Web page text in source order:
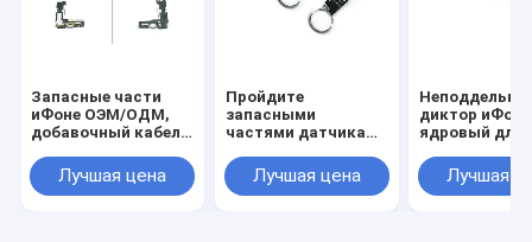
Запасные части
иФоне ОЭМ/ОДМ,
добавочный кабель
трубопровода
иФоне камеры
Лучшая цена
Пройдите
запасными
частями датчика
Ифоне 7
добавочную
Лучшая цена
диктор
ядровый для
иФонеЛучшая